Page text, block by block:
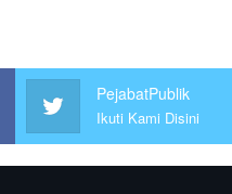
PejabatPublik
Ikuti Kami Disini